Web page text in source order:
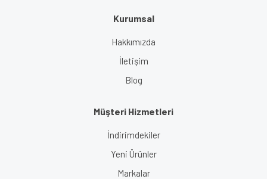
Kurumsal
Hakkımızda
İletişim
Blog
Müşteri Hizmetleri
İndirimdekiler
Yeni Ürünler
Markalar